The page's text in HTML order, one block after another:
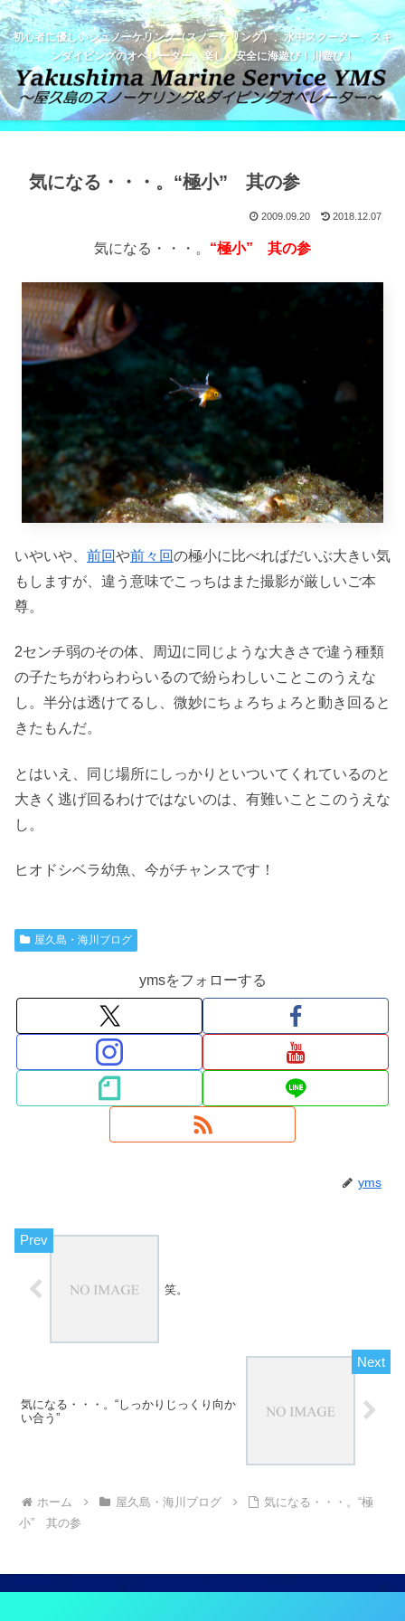
初心者に優しいシュノーケリング（スノーケリング）、水中スクーター、スキ
ンダイビングのオペレーター。楽しく安全に海遊び！川遊び！
気になる・・・。“極小” 其の参
2009.09.20 2018.12.07
気になる・・・。 “極小” 其の参
いやいや、 前回や前々回の極小に比べればだいぶ大きい気
もしますが、違う意味でこっちはまた撮影が厳しいご本
尊。
2センチ弱のその体、周辺に同じような大きさで違う種類
の子たちがわらわらいるので紛らわしいことこのうえな
し。半分は透けてるし、微妙にちょろちょろと動き回ると
きたもんだ。
とはいえ、同じ場所にしっかりといついてくれているのと
大きく逃げ回るわけではないのは、有難いことこのうえな
し。
ヒオドシベラ幼魚、今がチャンスです！
屋久島・海川ブログ
ymsをフォローする
yms
笑。
気になる・・・。“しっかりじっくり向か
い合う”
ホーム 屋久島・海川ブログ
気になる・・・。“極
小” 其の参